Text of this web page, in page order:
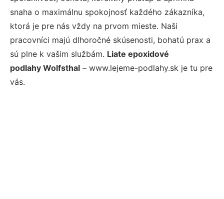
snaha o maximálnu spokojnosť každého zákazníka,
ktorá je pre nás vždy na prvom mieste. Naši
pracovníci majú dlhoročné skúsenosti, bohatú prax a
sú plne k vašim službám. Liate epoxidové
podlahy Wolfsthal – www.lejeme-podlahy.sk je tu pre
vás.